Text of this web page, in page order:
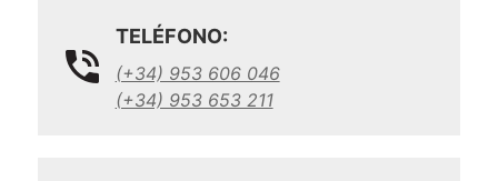
TELÉFONO:
(+34) 953 606 046
(+34) 953 653 211